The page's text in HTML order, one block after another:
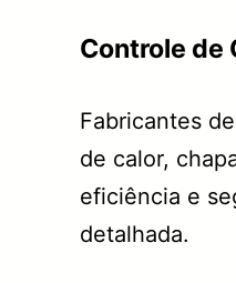
Controle de
Fabricantes
de calor,
eficiência e
detalhada.